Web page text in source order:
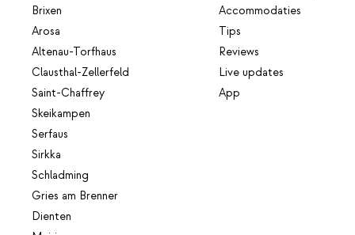
Brixen
Arosa
Altenau-Torfhaus
Clausthal-Zellerfeld
Saint-Chaffrey
Skeikampen
Serfaus
Sirkka
Schladming
Gries am Brenner
Dienten
Accommodaties
Tips
Reviews
Live updates
App